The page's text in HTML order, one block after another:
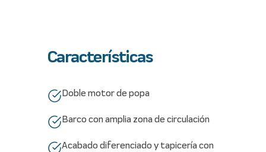
Características
Doble motor de popa
Barco con amplia zona de circulación
Acabado diferenciado y tapicería con